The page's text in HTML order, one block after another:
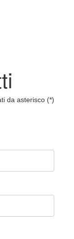
da asterisco (*)